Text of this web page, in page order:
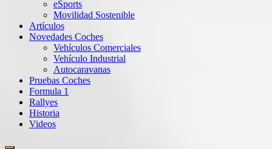
eSports
Movilidad Sostenible
Artículos
Novedades Coches
Vehículos Comerciales
Vehículo Industrial
Autocaravanas
Pruebas Coches
Formula 1
Rallyes
Historia
Videos